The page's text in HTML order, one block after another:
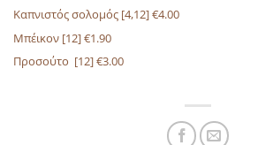
Καπνιστός σολομός [4,12]€4.00
Μπέικον [12]€1.90
Προσούτο [12]€3.00